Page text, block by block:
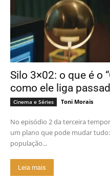
Silo 3×02: o que é o
como ele liga
Cinema e Séries Toni Morais
No episódio 2 da terceira
um plano que pode mudar
população...
Leia mais